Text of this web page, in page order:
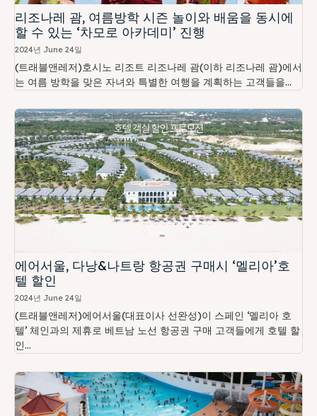
리조나레 괌, 여름방학 시즌 놀이와 배움을 동시에
할 수 있는 ‘차모로 아카데미’ 진행
2024년 June 24일
(트래블앤레저)호시노 리조트 리조나레 괌(이하 리조나레 괌)에서
는 여름 방학을 맞은 자녀와 특별한 여행을 계획하는 고객들을...
에어서울, 다낭&나트랑 항공권 구매시 ‘멜리아’호
텔 할인
2024년 June 24일
(트래블앤레저)에어서울(대표이사 선완성)이 스페인 ‘멜리아 호
텔’ 체인과의 제휴로 베트남 노선 항공권 구매 고객들에게 호텔 할
인...